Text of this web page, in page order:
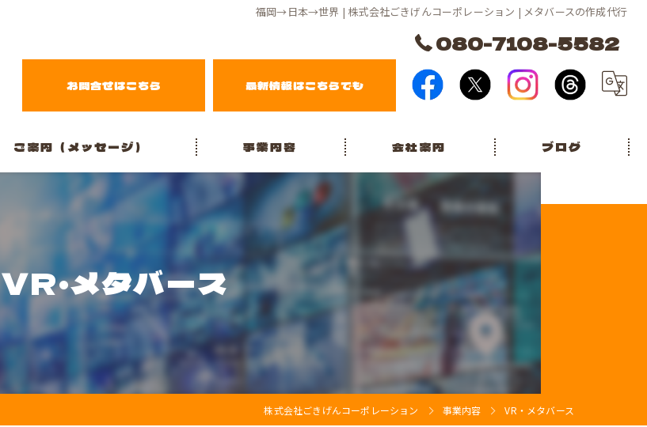
福岡→日本→世界 | 株式会社ごきげんコーポレーション | メタバースの作成代行
080-7108-5582
お問合せはこちら 最新情報はこちらでも
ご案内（メッセージ） 事業内容
VR・メタバース
【実写VR体験セミナー】
活用イメージ
地方移住推進
ASAKURA再発見！
会社案内
パートナー募集
ブログ
VR・メタバース
株式会社ごきげんコーポレーション 事業内容 VR・メタバース